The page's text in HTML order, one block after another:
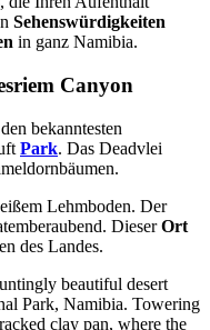
Sehenswürdigkeiten
in ganz Namibia.
Canyon
bekanntesten
Park. Das Deadvlei
Lehmboden. Der
DieserOrt
des Landes.